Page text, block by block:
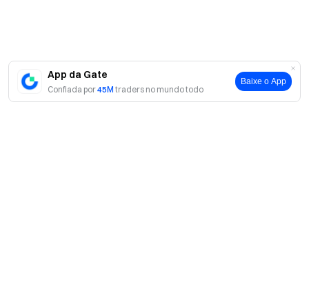
App da Gate
Confiada por45M traders no mundo todo
Baixe o App